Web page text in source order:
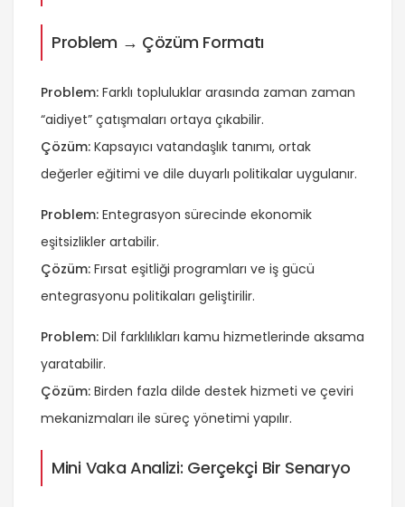
Problem → Çözüm Formatı
Problem: Farklı topluluklar arasında zaman zaman
“aidiyet” çatışmaları ortaya çıkabilir.
Çözüm: Kapsayıcı vatandaşlık tanımı, ortak
değerler eğitimi ve dile duyarlı politikalar uygulanır.
Problem: Entegrasyon sürecinde ekonomik
eşitsizlikler artabilir.
Çözüm: Fırsat eşitliği programları ve iş gücü
entegrasyonu politikaları geliştirilir.
Problem: Dil farklılıkları kamu hizmetlerinde aksama
yaratabilir.
Çözüm: Birden fazla dilde destek hizmeti ve çeviri
mekanizmaları ile süreç yönetimi yapılır.
Mini Vaka Analizi: Gerçekçi Bir Senaryo